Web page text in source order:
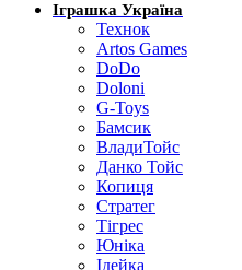
Іграшка Україна
Технок
Artos Games
DoDo
Doloni
G-Toys
Бамсик
ВладиТойс
Данко Тойс
Копиця
Стратег
Тігрес
Юніка
Ідейка